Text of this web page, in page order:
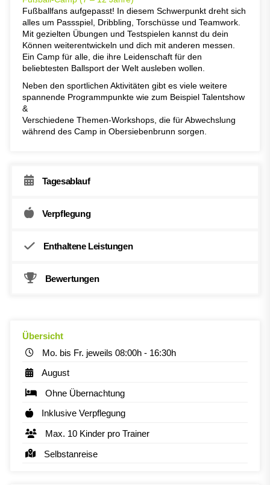
Fußballfans aufgepasst! In diesem Schwerpunkt dreht sich
alles um Passspiel, Dribbling, Torschüsse und Teamwork.
Mit gezielten Übungen und Testspielen kannst du dein
Können weiterentwickeln und dich mit anderen messen.
Ein Camp für alle, die ihre Leidenschaft für den
beliebtesten Ballsport der Welt ausleben wollen.
Neben den sportlichen Aktivitäten gibt es viele weitere
spannende Programmpunkte wie zum Beispiel Talentshow
&
Verschiedene Themen-Workshops, die für Abwechslung
während des Camp in Obersiebenbrunn sorgen.
Tagesablauf
Verpflegung
Enthaltene Leistungen
Bewertungen
Übersicht
Mo. bis Fr. jeweils 08:00h - 16:30h
August
Ohne Übernachtung
Inklusive Verpflegung
Max. 10 Kinder pro Trainer
Selbstanreise